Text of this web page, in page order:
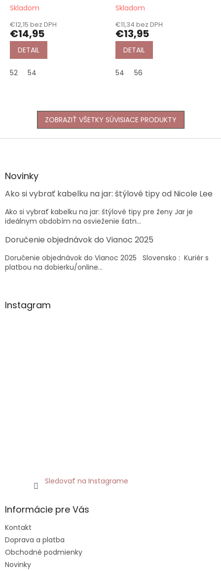
Skladom
€12,15 bez DPH
€14,95
DETAIL
52 54
Skladom
€11,34 bez DPH
€13,95
DETAIL
54 56
ZOBRAZIŤ VŠETKY SÚVISIACE PRODUKTY
Z
äNovinky
Ako si vybrať kabelku na jar: štýlové tipy od Nicole Lee
Ako si vybrať kabelku na jar: štýlové tipy pre ženy Jar je
ideálnym obdobím na osvieženie šatn...
Doručenie objednávok do Vianoc 2025
Doručenie objednávok do Vianoc 2025 Slovensko : Kuriér s
platbou na dobierku/online...
Instagram
Sledovať na Instagrame
Informácie pre Vás
Kontakt
Doprava a platba
Obchodné podmienky
Novinky